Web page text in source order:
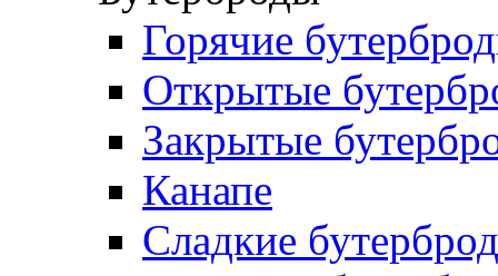
Горячие
Открытые
Закрытые
Канапе
Сладкие